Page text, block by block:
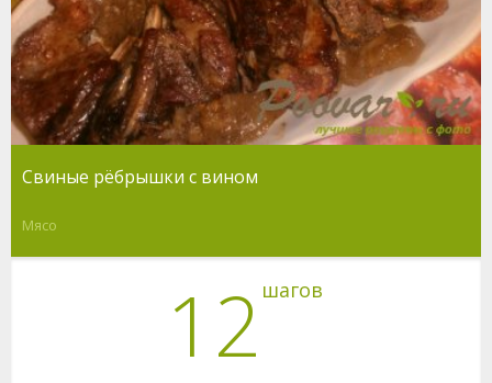
Свиные рёбрышки с вином
Мясо
12 шагов